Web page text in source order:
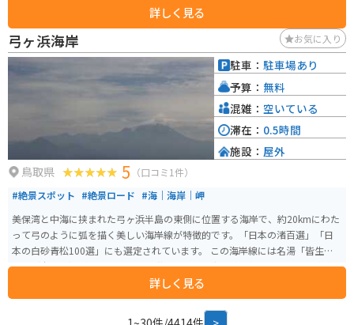
ビティの拠点としても最適です。バイクで訪れる場合、道の駅には広い駐車
場が完備されているので安心です。大山周辺はワインディングロードも多い
ため、ツーリングにもおすすめです。 地元の名産品としては、大山乳業の白
バラ牛乳を使ったソフトクリームやチーズ、大山そばなどが人気です。道の
駅で購入できるほか、併設のレストランでも味わうことができます。また、
大山周辺は温泉地としても知られており、道の駅から少し足を延ばせば、日
詳しく見る
弓ヶ浜海岸 お気に入り
鳥取県 5 （口コミ1件）
#絶景スポット #絶景ロード #海｜海岸｜岬
美保湾と中海に挟まれた弓ヶ浜半島の東側に位置する海岸で、約20kmにわた
って弓のように弧を描く美しい海岸線が特徴的です。「日本の渚百選」「日
本の白砂青松100選」にも選定されています。 この海岸線には名湯「皆生温
泉」（米子市）があり、また、境港エリアには海岸線を望む絶景沿いに各名
所が点在しています。レジャー客に人気で四季を通じて賑わっています。特に
「夢みなと公園」はその代表的なスポットで、境港のシンボルタワー「夢み
なとタワー」や「境港さかなセンター」「みなとまち商店街」「みなと温泉
詳しく見る
駐車： 駐車場あり
予算： 無料
混雑： 空いている
滞在： 0.5時間
施設： 屋外